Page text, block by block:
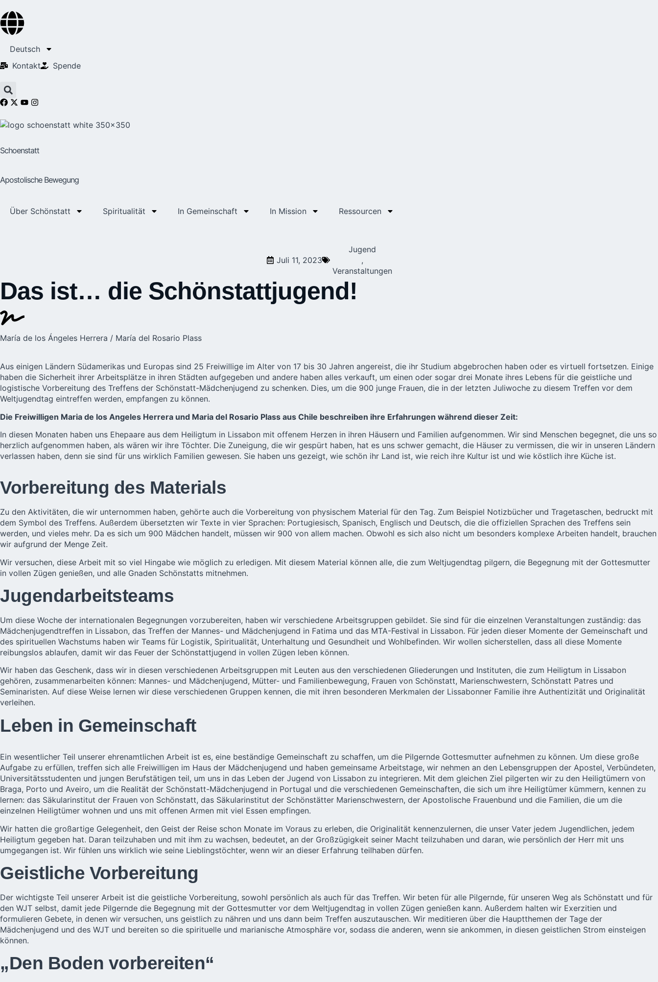
Deutsch
Kontakt
Spende
Schoenstatt
Apostolische Bewegung
Über Schönstatt Spiritualität In Gemeinschaft In Mission Ressourcen
Juli 11, 2023
Jugend
,
Veranstaltungen
Das ist… die Schönstattjugend!
María de los Ángeles Herrera / María del Rosario Plass
Aus einigen Ländern Südamerikas und Europas sind 25 Freiwillige im Alter von 17 bis 30 Jahren angereist, die ihr Studium abgebrochen haben oder es virtuell fortsetzen. Einige
haben die Sicherheit ihrer Arbeitsplätze in ihren Städten aufgegeben und andere haben alles verkauft, um einen oder sogar drei Monate ihres Lebens für die geistliche und
logistische Vorbereitung des Treffens der Schönstatt-Mädchenjugend zu schenken. Dies, um die 900 junge Frauen, die in der letzten Juliwoche zu diesem Treffen vor dem
Weltjugendtag eintreffen werden, empfangen zu können.
Die Freiwilligen Maria de los Angeles Herrera und Maria del Rosario Plass aus Chile beschreiben ihre Erfahrungen während dieser Zeit:
In diesen Monaten haben uns Ehepaare aus dem Heiligtum in Lissabon mit offenem Herzen in ihren Häusern und Familien aufgenommen. Wir sind Menschen begegnet, die uns so
herzlich aufgenommen haben, als wären wir ihre Töchter. Die Zuneigung, die wir gespürt haben, hat es uns schwer gemacht, die Häuser zu vermissen, die wir in unseren Ländern
verlassen haben, denn sie sind für uns wirklich Familien gewesen. Sie haben uns gezeigt, wie schön ihr Land ist, wie reich ihre Kultur ist und wie köstlich ihre Küche ist.
Vorbereitung des Materials
Zu den Aktivitäten, die wir unternommen haben, gehörte auch die Vorbereitung von physischem Material für den Tag. Zum Beispiel Notizbücher und Tragetaschen, bedruckt mit
dem Symbol des Treffens. Außerdem übersetzten wir Texte in vier Sprachen: Portugiesisch, Spanisch, Englisch und Deutsch, die die offiziellen Sprachen des Treffens sein
werden, und vieles mehr. Da es sich um 900 Mädchen handelt, müssen wir 900 von allem machen. Obwohl es sich also nicht um besonders komplexe Arbeiten handelt, brauchen
wir aufgrund der Menge Zeit.
Wir versuchen, diese Arbeit mit so viel Hingabe wie möglich zu erledigen. Mit diesem Material können alle, die zum Weltjugendtag pilgern, die Begegnung mit der Gottesmutter
in vollen Zügen genießen, und alle Gnaden Schönstatts mitnehmen.
Jugendarbeitsteams
Um diese Woche der internationalen Begegnungen vorzubereiten, haben wir verschiedene Arbeitsgruppen gebildet. Sie sind für die einzelnen Veranstaltungen zuständig: das
Mädchenjugendtreffen in Lissabon, das Treffen der Mannes- und Mädchenjugend in Fatima und das MTA-Festival in Lissabon. Für jeden dieser Momente der Gemeinschaft und
des spirituellen Wachstums haben wir Teams für Logistik, Spiritualität, Unterhaltung und Gesundheit und Wohlbefinden. Wir wollen sicherstellen, dass all diese Momente
reibungslos ablaufen, damit wir das Feuer der Schönstattjugend in vollen Zügen leben können.
Wir haben das Geschenk, dass wir in diesen verschiedenen Arbeitsgruppen mit Leuten aus den verschiedenen Gliederungen und Instituten, die zum Heiligtum in Lissabon
gehören, zusammenarbeiten können: Mannes- und Mädchenjugend, Mütter- und Familienbewegung, Frauen von Schönstatt, Marienschwestern, Schönstatt Patres und
Seminaristen. Auf diese Weise lernen wir diese verschiedenen Gruppen kennen, die mit ihren besonderen Merkmalen der Lissabonner Familie ihre Authentizität und Originalität
verleihen.
Leben in Gemeinschaft
Ein wesentlicher Teil unserer ehrenamtlichen Arbeit ist es, eine beständige Gemeinschaft zu schaffen, um die Pilgernde Gottesmutter aufnehmen zu können. Um diese große
Aufgabe zu erfüllen, treffen sich alle Freiwilligen im Haus der Mädchenjugend und haben gemeinsame Arbeitstage, wir nehmen an den Lebensgruppen der Apostel, Verbündeten,
Universitätsstudenten und jungen Berufstätigen teil, um uns in das Leben der Jugend von Lissabon zu integrieren. Mit dem gleichen Ziel pilgerten wir zu den Heiligtümern von
Braga, Porto und Aveiro, um die Realität der Schönstatt-Mädchenjugend in Portugal und die verschiedenen Gemeinschaften, die sich um ihre Heiligtümer kümmern, kennen zu
lernen: das Säkularinstitut der Frauen von Schönstatt, das Säkularinstitut der Schönstätter Marienschwestern, der Apostolische Frauenbund und die Familien, die um die
einzelnen Heiligtümer wohnen und uns mit offenen Armen mit viel Essen empfingen.
Wir hatten die großartige Gelegenheit, den Geist der Reise schon Monate im Voraus zu erleben, die Originalität kennenzulernen, die unser Vater jedem Jugendlichen, jedem
Heiligtum gegeben hat. Daran teilzuhaben und mit ihm zu wachsen, bedeutet, an der Großzügigkeit seiner Macht teilzuhaben und daran, wie persönlich der Herr mit uns
umgegangen ist. Wir fühlen uns wirklich wie seine Lieblingstöchter, wenn wir an dieser Erfahrung teilhaben dürfen.
Geistliche Vorbereitung
Der wichtigste Teil unserer Arbeit ist die geistliche Vorbereitung, sowohl persönlich als auch für das Treffen. Wir beten für alle Pilgernde, für unseren Weg als Schönstatt und für
den WJT selbst, damit jede Pilgernde die Begegnung mit der Gottesmutter vor dem Weltjugendtag in vollen Zügen genießen kann. Außerdem halten wir Exerzitien und
formulieren Gebete, in denen wir versuchen, uns geistlich zu nähren und uns dann beim Treffen auszutauschen. Wir meditieren über die Hauptthemen der Tage der
Mädchenjugend und des WJT und bereiten so die spirituelle und marianische Atmosphäre vor, sodass die anderen, wenn sie ankommen, in diesen geistlichen Strom einsteigen
können.
„Den Boden vorbereiten“